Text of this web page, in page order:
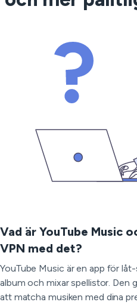
Vad är YouTube Music
VPN med det?
YouTube Music är en app för
album och mixar spellistor. Den
att matcha musiken med dina